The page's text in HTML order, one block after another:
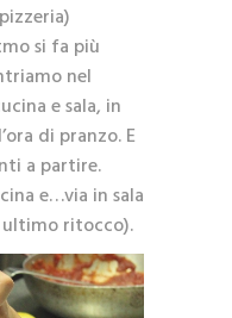
si fa più
nel
e sala, in
di pranzo. E
a partire.
e…via in sala
ritocco).